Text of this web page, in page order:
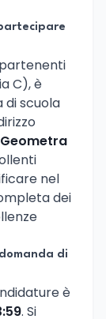
C), è
di scuola
Geometra
nel
dei
di
è
. Si